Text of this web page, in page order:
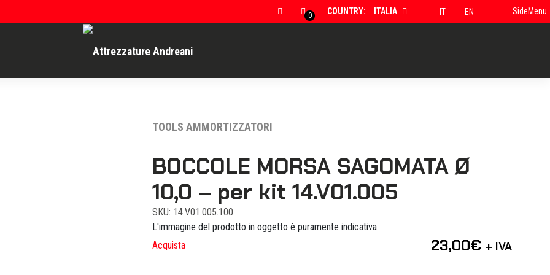
0 COUNTRY: ITALIA IT EN SideMenu
TOOLS AMMORTIZZATORI
BOCCOLE MORSA SAGOMATA Ø
10,0 – per kit 14.V01.005
SKU: 14.V01.005.100
L'immagine del prodotto in oggetto è puramente indicativa
Acquista
23,00€ + IVA